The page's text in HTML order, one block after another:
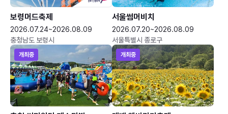
보령머드축제
2026.07.24~2026.08.09
충청남도 보령시
서울썸머비치
2026.07.20~2026.08.09
서울특별시 종로구
개최중 개최중